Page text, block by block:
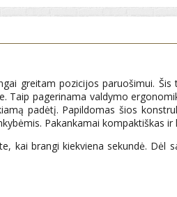
greitam pozicijos paruošimui.
pagerinama valdymo
padėtį. Papildomas šios
Pakankamai kompaktiškas
kai brangi kiekviena sekundė.